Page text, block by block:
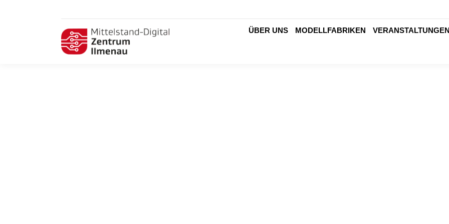
ÜBER UNS MODELLFABRIKEN VERANSTALTUNGEN